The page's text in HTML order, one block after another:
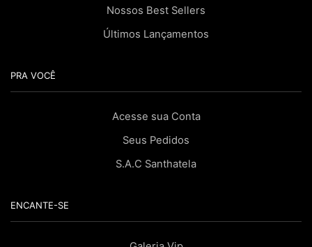
Nossos Best Sellers
Últimos Lançamentos
PRA VOCÊ
Acesse sua Conta
Seus Pedidos
S.A.C Santhatela
ENCANTE-SE